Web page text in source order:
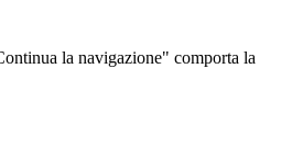
la navigazione" comporta la